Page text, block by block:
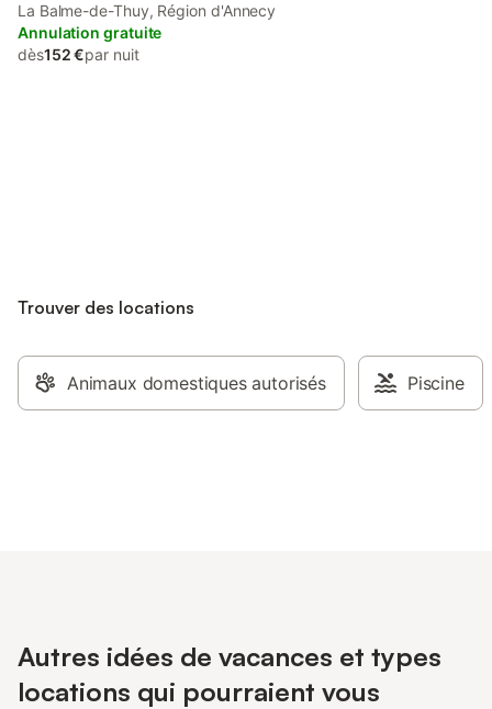
La Balme-de-Thuy, Région d'Annecy
Annulation gratuite
dès152 €par nuit
Trouver des locations
Animaux domestiques autorisés Piscine
Autres idées de vacances et types
locations qui pourraient vous